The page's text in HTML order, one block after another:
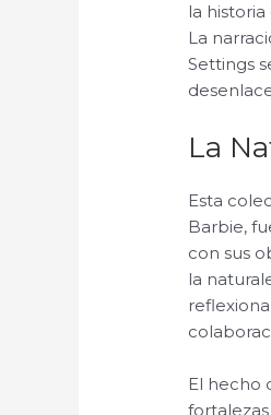
la
La
Settings
La
Esta
Barbie,
con sus
la
El hecho